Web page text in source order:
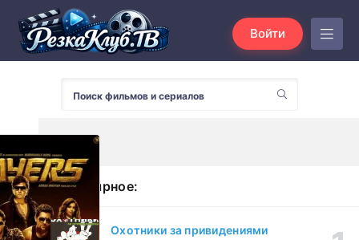
Войти
Популярное:
Охотники за привидениями